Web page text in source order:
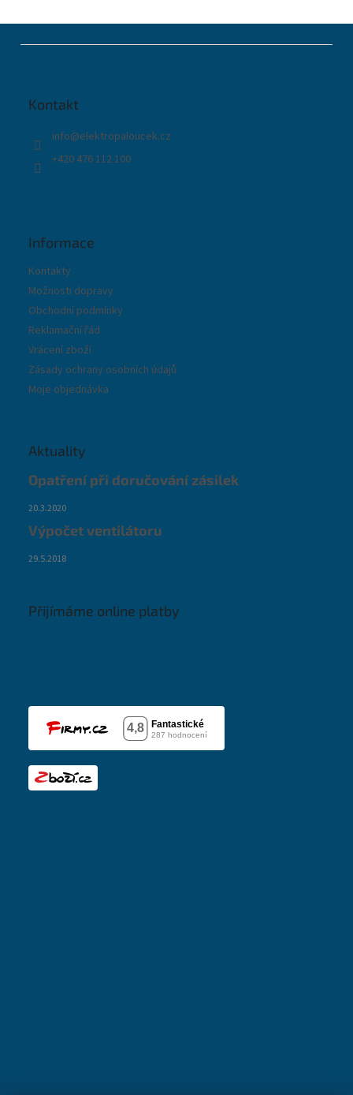
Kontakt
info@elektropaloucek.cz
+420 476 112 100
Informace
Kontakty
Možnosti dopravy
Obchodní podmínky
Reklamační řád
Vrácení zboží
Zásady ochrany osobních údajů
Moje objednávka
Aktuality
Opatření při doručování zásilek
20.3.2020
Výpočet ventilátoru
29.5.2018
Přijímáme online platby